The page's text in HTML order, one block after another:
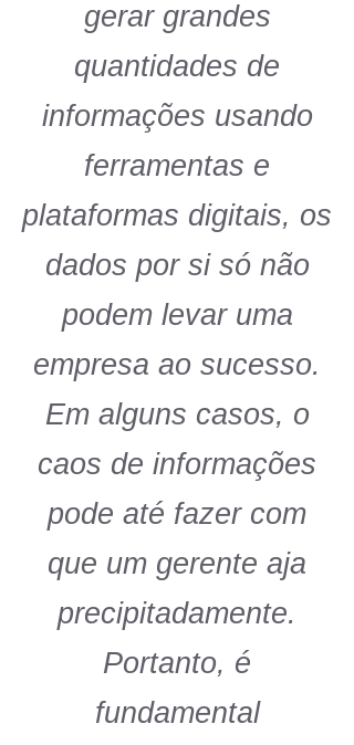
gerar grandes
quantidades de
informações usando
ferramentas e
plataformas digitais, os
dados por si só não
podem levar uma
empresa ao sucesso.
Em alguns casos, o
caos de informações
pode até fazer com
que um gerente aja
precipitadamente.
Portanto, é
fundamental